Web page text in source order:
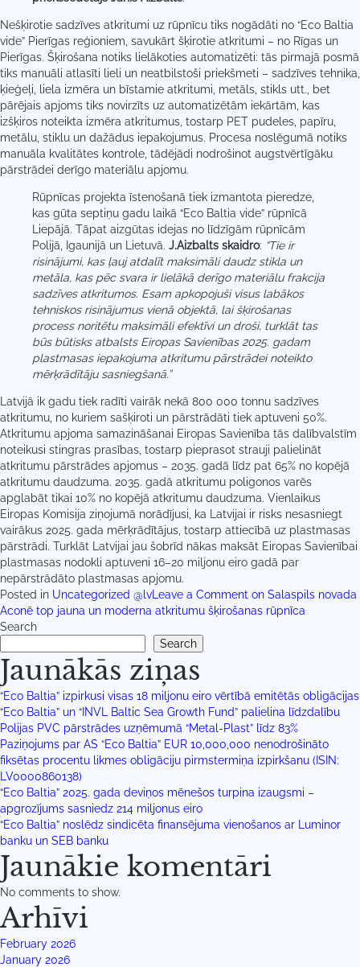
Nešķirotie sadzīves atkritumi uz rūpnīcu tiks nogādāti no “Eco Baltia
vide” Pierīgas reģioniem, savukārt šķirotie atkritumi – no Rīgas un
Pierīgas. Šķirošana notiks lielākoties automatizēti: tās pirmajā posmā
tiks manuāli atlasīti lieli un neatbilstoši priekšmeti – sadzīves tehnika,
ķieģeļi, liela izmēra un bīstamie atkritumi, metāls, stikls utt., bet
pārējais apjoms tiks novirzīts uz automatizētām iekārtām, kas
izšķiros noteikta izmēra atkritumus, tostarp PET pudeles, papīru,
metālu, stiklu un dažādus iepakojumus. Procesa noslēgumā notiks
manuāla kvalitātes kontrole, tādējādi nodrošinot augstvērtīgāku
pārstrādei derīgo materiālu apjomu.
Rūpnīcas projekta īstenošanā tiek izmantota pieredze,
kas gūta septiņu gadu laikā “Eco Baltia vide” rūpnīcā
Liepājā. Tāpat aizgūtas idejas no līdzīgām rūpnīcām
Polijā, Igaunijā un Lietuvā. J.Aizbalts skaidro: “Tie ir
risinājumi, kas ļauj atdalīt maksimāli daudz stikla un
metāla, kas pēc svara ir lielākā derīgo materiālu frakcija
sadzīves atkritumos. Esam apkopojuši visus labākos
tehniskos risinājumus vienā objektā, lai šķirošanas
process noritētu maksimāli efektīvi un droši, turklāt tas
būs būtisks atbalsts Eiropas Savienības 2025. gadam
plastmasas iepakojuma atkritumu pārstrādei noteikto
mērķrādītāju sasniegšanā.”
Latvijā ik gadu tiek radīti vairāk nekā 800 000 tonnu sadzīves
atkritumu, no kuriem sašķiroti un pārstrādāti tiek aptuveni 50%.
Atkritumu apjoma samazināšanai Eiropas Savienība tās dalībvalstīm
noteikusi stingras prasības, tostarp pieprasot strauji palielināt
atkritumu pārstrādes apjomus – 2035. gadā līdz pat 65% no kopējā
atkritumu daudzuma. 2035. gadā atkritumu poligonos varēs
apglabāt tikai 10% no kopējā atkritumu daudzuma. Vienlaikus
Eiropas Komisija ziņojumā norādījusi, ka Latvijai ir risks nesasniegt
vairākus 2025. gada mērķrādītājus, tostarp attiecībā uz plastmasas
pārstrādi. Turklāt Latvijai jau šobrīd nākas maksāt Eiropas Savienībai
plastmasas nodokli aptuveni 16–20 miljonu eiro gadā par
nepārstrādāto plastmasas apjomu.
Posted in Uncategorized @lv Leave a Comment on Salaspils novada
Aconē top jauna un moderna atkritumu šķirošanas rūpnīca
Search
Search
Jaunākās ziņas
“Eco Baltia” izpirkusi visas 18 miljonu eiro vērtībā emitētās obligācijas
“Eco Baltia” un “INVL Baltic Sea Growth Fund” palielina līdzdalību
Polijas PVC pārstrādes uzņēmumā “Metal-Plast” līdz 83%
Paziņojums par AS “Eco Baltia” EUR 10,000,000 nenodrošināto
fiksētas procentu likmes obligāciju pirmstermiņa izpirkšanu (ISIN:
LV0000860138)
“Eco Baltia” 2025. gada deviņos mēnešos turpina izaugsmi –
apgrozījums sasniedz 214 miljonus eiro
“Eco Baltia” noslēdz sindicēta finansējuma vienošanos ar Luminor
banku un SEB banku
Jaunākie komentāri
No comments to show.
Arhīvi
February 2026
January 2026